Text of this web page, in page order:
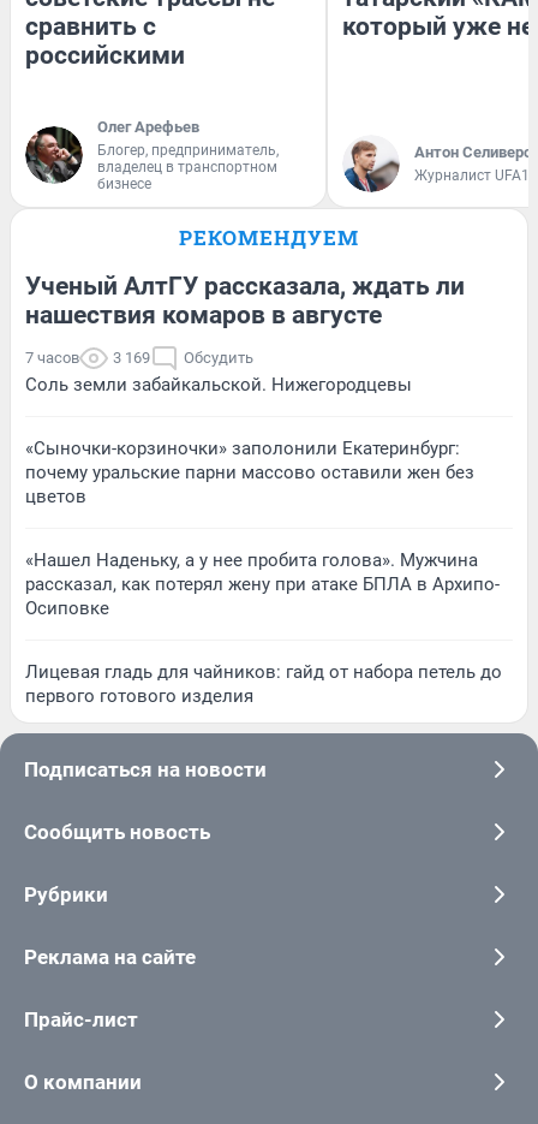
сравнить с
российскими
Олег Арефьев
Блогер, предприниматель,
владелец в транспортном
бизнесе
который уже не
Антон
Журналист
РЕКОМЕНДУЕМ
Ученый АлтГУ рассказала, ждать ли
нашествия комаров в августе
7 часов 3 169 Обсудить
Соль земли забайкальской. Нижегородцевы
«Сыночки-корзиночки» заполонили Екатеринбург:
почему уральские парни массово оставили жен без
цветов
«Нашел Наденьку, а у нее пробита голова». Мужчина
рассказал, как потерял жену при атаке БПЛА в Архипо-
Осиповке
Лицевая гладь для чайников: гайд от набора петель до
первого готового изделия
Подписаться на новости
Сообщить новость
Рубрики
Реклама на сайте
Прайс-лист
О компании